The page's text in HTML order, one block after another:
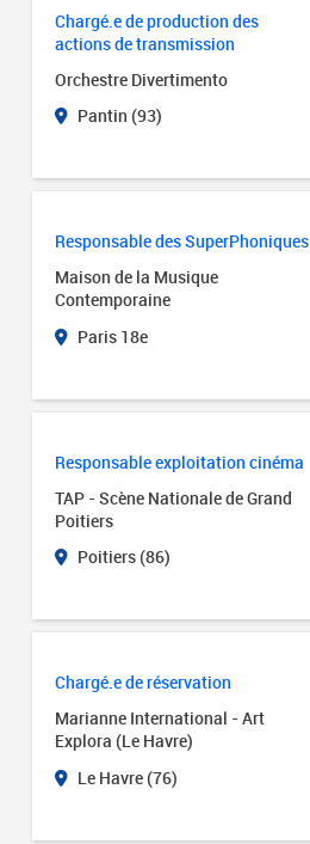
Chargé.e de production des
actions de transmission
Orchestre Divertimento
Pantin (93)
Responsable des SuperPhoniques
Maison de la Musique
Contemporaine
Paris 18e
Responsable exploitation cinéma
TAP - Scène Nationale de Grand
Poitiers
Poitiers (86)
Chargé.e de réservation
Marianne International - Art
Explora (Le Havre)
Le Havre (76)